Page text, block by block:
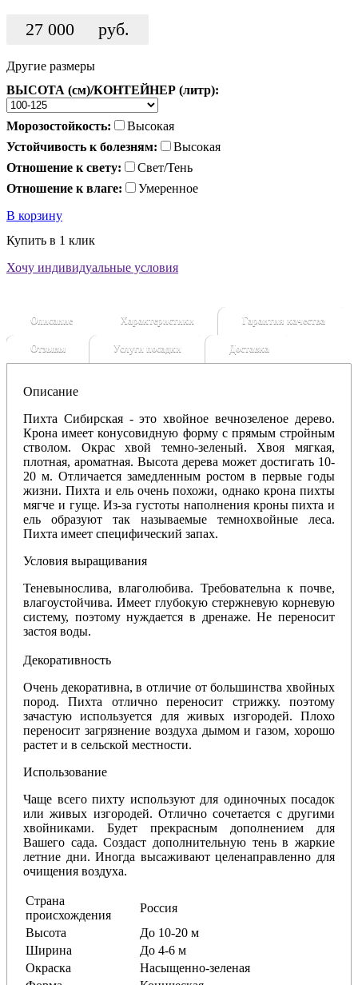
27 000 руб.
Другие размеры
ВЫСОТА (см)/КОНТЕЙНЕР (литр):
Морозостойкость:
Высокая
Устойчивость к болезням:
Высокая
Отношение к свету:
Свет/Тень
Отношение к влаге:
Умеренное
В корзину
Купить в 1 клик
Хочу индивидуальные условия
Описание Характеристики Гарантия качества
Отзывы Услуги посадки Доставка
Описание
Пихта Сибирская - это хвойное вечнозеленое дерево.
Крона имеет конусовидную форму с прямым стройным
стволом. Окрас хвой темно-зеленый. Хвоя мягкая,
плотная, ароматная. Высота дерева может достигать 10-
20 м. Отличается замедленным ростом в первые годы
жизни. Пихта и ель очень похожи, однако крона пихты
мягче и гуще. Из-за густоты наполнения кроны пихта и
ель образуют так называемые темнохвойные леса.
Пихта имеет специфический запах.
Условия выращивания
Теневынослива, влаголюбива. Требовательна к почве,
влагоустойчива. Имеет глубокую стержневую корневую
систему, поэтому нуждается в дренаже. Не переносит
застоя воды.
Декоративность
Очень декоративна, в отличие от большинства хвойных
пород. Пихта отлично переносит стрижку. поэтому
зачастую используется для живых изгородей. Плохо
переносит загрязнение воздуха дымом и газом, хорошо
растет и в сельской местности.
Использование
Чаще всего пихту используют для одиночных посадок
или живых изгородей. Отлично сочетается с другими
хвойниками. Будет прекрасным дополнением для
Вашего сада. Создаст дополнительную тень в жаркие
летние дни. Иногда высаживают целенаправленно для
очищения воздуха.
Страна
происхождения
Россия
Высота
До 10-20 м
Ширина
До 4-6 м
Окраска
Насыщенно-зеленая